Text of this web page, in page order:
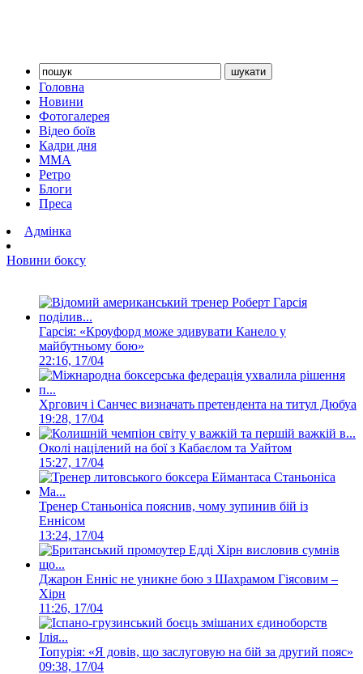
Головна
Новини
Фотогалерея
Відео боїв
Кадри дня
ММА
Ретро
Блоги
Преса
Адмінка
Новини боксу
Гарсія: «Кроуфорд може здивувати Канело у
майбутньому бою»
22:16, 17/04
Хргович і Санчес визначать претендента на титул Дюбуа
19:28, 17/04
Околі націлений на бої з Кабаєлом та Уайтом
15:27, 17/04
Тренер Станьоніса пояснив, чому зупинив бій із
Еннісом
13:24, 17/04
Джарон Енніс не уникне бою з Шахрамом Гіясовим –
Хірн
11:26, 17/04
Топурія: «Я довів, що заслуговую на бій за другий пояс»
09:38, 17/04